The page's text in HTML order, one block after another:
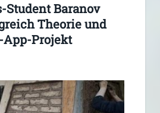
Student Baranov
Theorie und
Projekt